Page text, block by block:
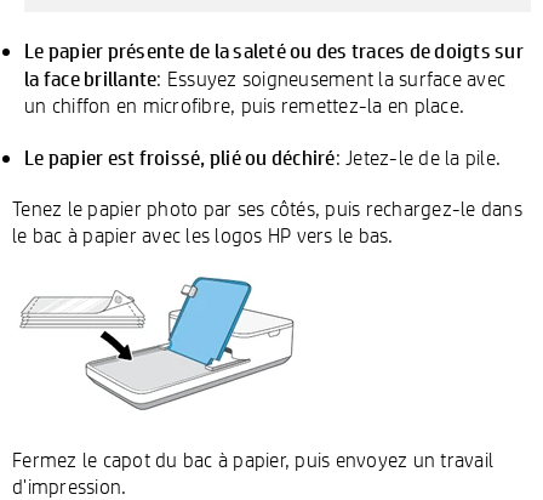
Le papier présente de la saleté ou des traces de doigts sur
la face brillante: Essuyez soigneusement la surface avec
un chiffon en microfibre, puis remettez-la en place.
Le papier est froissé, plié ou déchiré: Jetez-le de la pile.
Tenez le papier photo par ses côtés, puis rechargez-le dans
le bac à papier avec les logos HP vers le bas.
Fermez le capot du bac à papier, puis envoyez un travail
d'impression.